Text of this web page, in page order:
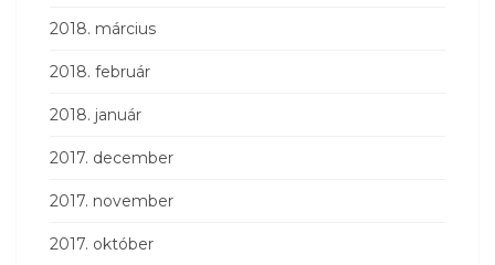
2018. március
2018. február
2018. január
2017. december
2017. november
2017. október